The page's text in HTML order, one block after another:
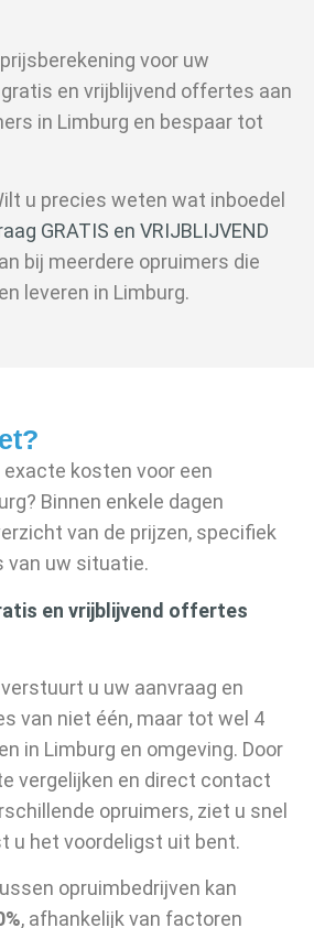
voor uw
en vrijblijvend offertes aan
in Limburg en bespaar tot
u precies weten wat inboedel
GRATIS en VRIJBLIJVEND
bij meerdere opruimers die
leveren in Limburg.
exacte kosten voor een
Binnen enkele dagen
van de prijzen, specifiek
van uw situatie.
en vrijblijvend offertes
u uw aanvraag en
van niet één, maar tot wel 4
in Limburg en omgeving. Door
vergelijken en direct contact
opruimers, ziet u snel
u het voordeligst uit bent.
opruimbedrijven kan
, afhankelijk van factoren